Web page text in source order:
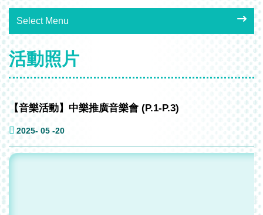
Select Menu
活動照片
【音樂活動】中樂推廣音樂會 (P.1-P.3)
2025- 05 -20